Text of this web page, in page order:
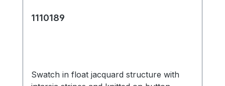
1110189
Swatch in float jacquard structure with